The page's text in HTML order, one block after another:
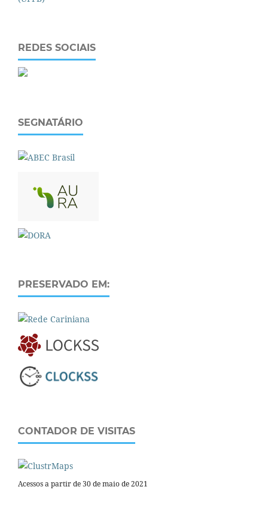
REDES SOCIAIS
SEGNATÁRIO
PRESERVADO EM:
CONTADOR DE VISITAS
Acessos a partir de 30 de maio de 2021